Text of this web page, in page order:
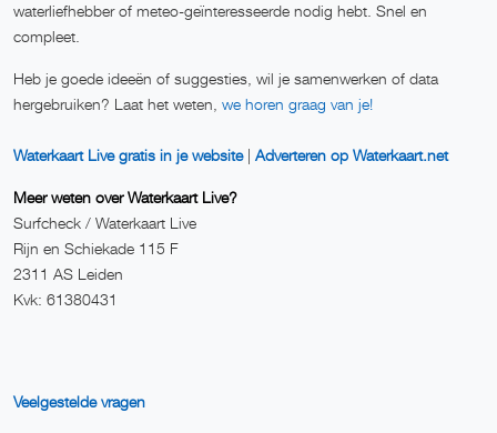
waterliefhebber of meteo-geïnteresseerde nodig hebt. Snel en
compleet.
Heb je goede ideeën of suggesties, wil je samenwerken of data
hergebruiken? Laat het weten, we horen graag van je!
Waterkaart Live gratis in je website| Adverteren op Waterkaart.net
Meer weten over Waterkaart Live?
Surfcheck / Waterkaart Live
Rijn en Schiekade 115 F
2311 AS Leiden
Kvk: 61380431
Veelgestelde vragen